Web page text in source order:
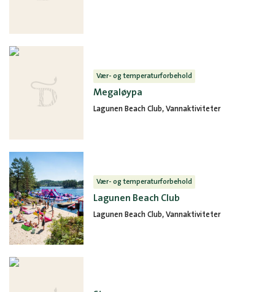
Vær- og temperaturforbehold
Megaløypa
Lagunen Beach Club, Vannaktiviteter
Vær- og temperaturforbehold
Lagunen Beach Club
Lagunen Beach Club, Vannaktiviteter